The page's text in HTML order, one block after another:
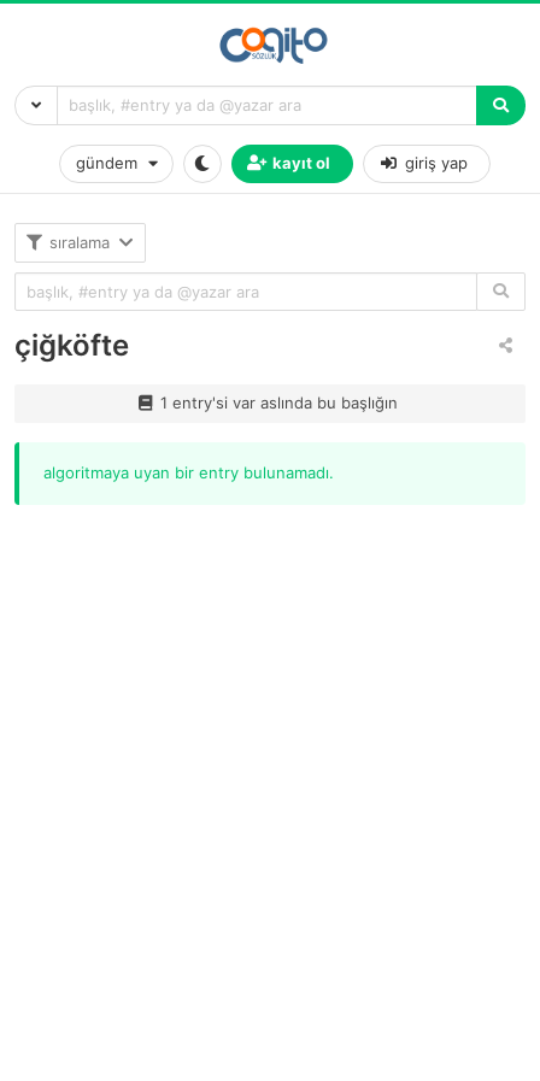
gündem kayıt ol giriş yap
sıralama
çiğköfte
1 entry'si var aslında bu başlığın
algoritmaya uyan bir entry bulunamadı.